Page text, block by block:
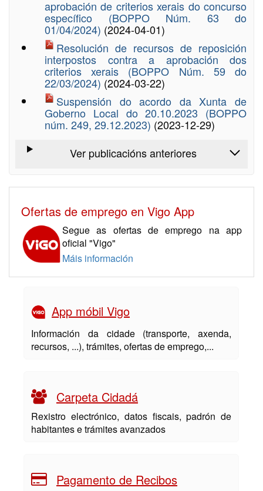
aprobación de criterios xerais do concurso
específico (BOPPO Núm. 63 do
01/04/2024) (2024-04-01)
Resolución de recursos de reposición
interpostos contra a aprobación dos
criterios xerais (BOPPO Núm. 59 do
22/03/2024) (2024-03-22)
Suspensión do acordo da Xunta de
Goberno Local do 20.10.2023 (BOPPO
núm. 249, 29.12.2023) (2023-12-29)
Ver publicacións anteriores
Ofertas de emprego en Vigo App
Segue as ofertas de emprego na app
oficial "Vigo"
Máis información
App móbil Vigo
Información da cidade (transporte, axenda,
recursos, ...), trámites, ofertas de emprego,...
Carpeta Cidadá
Rexistro electrónico, datos fiscais, padrón de
habitantes e trámites avanzados
Pagamento de Recibos